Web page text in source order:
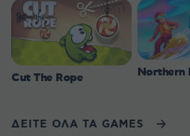
Cut The Rope Northern
ΔΕΙΤΕ ΟΛΑ ΤΑ GAMES